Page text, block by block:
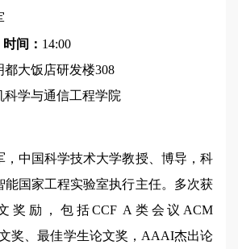
时间： 14:00
都大饭店研发楼308
科学与通信工程学院
，中国科学技术大学教授、博导，科
能国家工程实验室执行主任。多次获
奖励，包括CCF A类会议ACM
奖、最佳学生论文奖，AAAI杰出论